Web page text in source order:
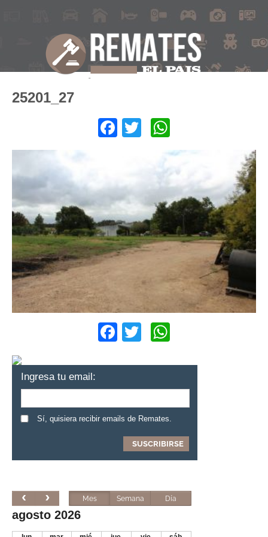
25201_27
Facebook
Twitter
Facebook
Twitter
Ingresa tu email:
Sí, quisiera recibir emails de Remates.
Mes Semana Día
agosto 2026